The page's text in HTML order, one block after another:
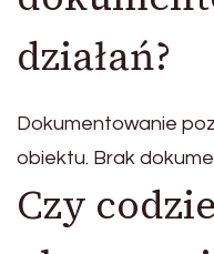
działań?
Dokumentowanie
obiektu. Brak
Czy